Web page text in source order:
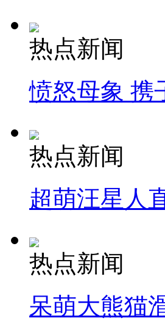
热点新闻
愤怒母象 携
热点新闻
超萌汪星人
热点新闻
呆萌大熊猫